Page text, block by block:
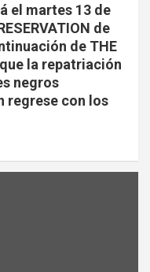
el martes 13 de
de
de THE
que la repatriación
negros
regrese con los